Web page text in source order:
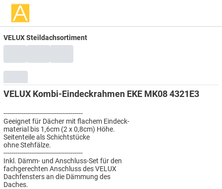
VELUX Steildachsortiment
VELUX Kombi-Eindeckrahmen EKE MK08 4321E3
----------------------------------------
Geeignet für Dächer mit flachem Eindeck-
material bis 1,6cm (2 x 0,8cm) Höhe.
Seitenteile als Schichtstücke
ohne Stehfälze.
----------------------------------------
Inkl. Dämm- und Anschluss-Set für den
fachgerechten Anschluss des VELUX
Dachfensters an die Dämmung des
Daches.